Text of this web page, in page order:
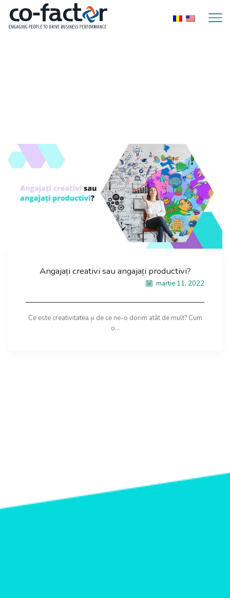
Angajați creativi sau angajați productivi?
martie 11, 2022
Ce este creativitatea și de ce ne-o dorim atât de mult? Cum
o...